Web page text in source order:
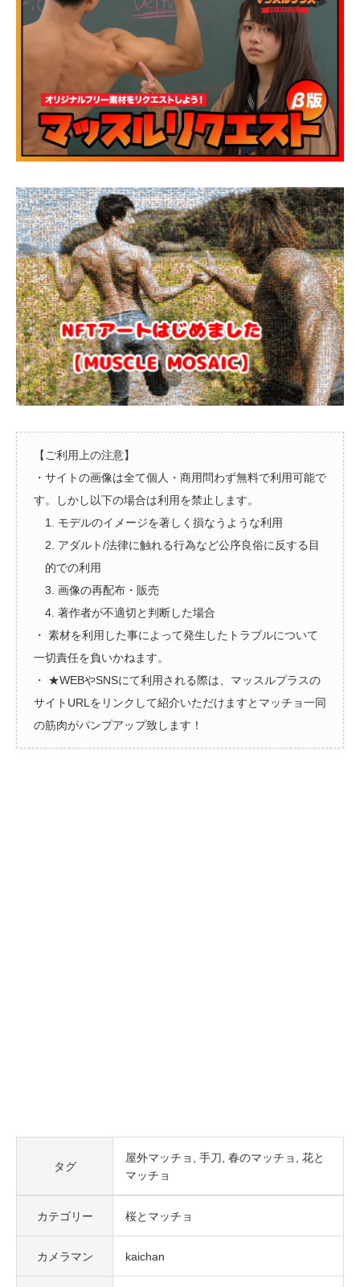
【ご利用上の注意】
・サイトの画像は全て個人・商用問わず無料で利用可能で
す。しかし以下の場合は利用を禁止します。
1. モデルのイメージを著しく損なうような利用
2. アダルト/法律に触れる行為など公序良俗に反する目
的での利用
3. 画像の再配布・販売
4. 著作者が不適切と判断した場合
・ 素材を利用した事によって発生したトラブルについて
一切責任を負いかねます。
・ ★WEBやSNSにて利用される際は、マッスルプラスの
サイトURLをリンクして紹介いただけますとマッチョ一同
の筋肉がパンプアップ致します！
タグ
屋外マッチョ 手刀 春のマッチョ
花と
マッチョ
カテゴリー 桜とマッチョ
カメラマン kaichan